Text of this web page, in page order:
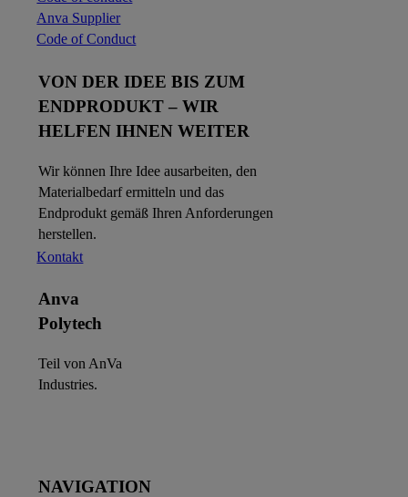
Anva Supplier
Code of Conduct
VON DER IDEE BIS ZUM
ENDPRODUKT – WIR
HELFEN IHNEN WEITER
Wir können Ihre Idee ausarbeiten, den
Materialbedarf ermitteln und das
Endprodukt gemäß Ihren Anforderungen
herstellen.
Kontakt
Anva
Polytech
Teil von AnVa
Industries.
NAVIGATION